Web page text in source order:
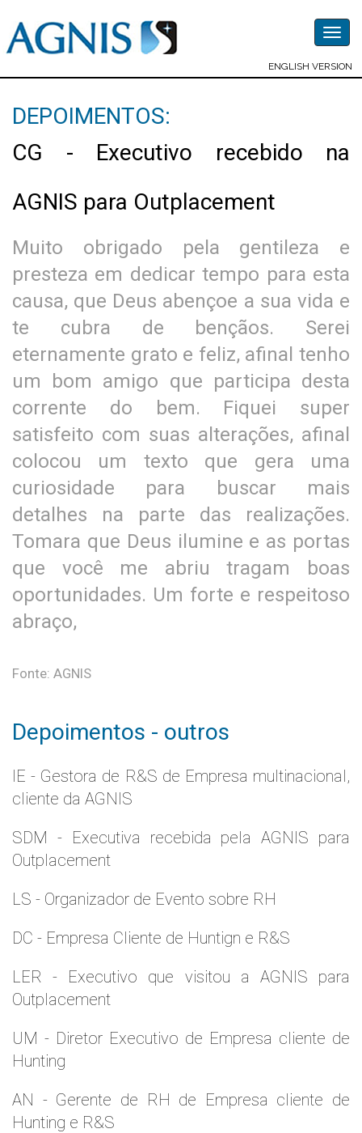
ENGLISH VERSION
DEPOIMENTOS:
CG - Executivo recebido na
AGNIS para Outplacement
Muito obrigado pela gentileza e
presteza em dedicar tempo para esta
causa, que Deus abençoe a sua vida e
te cubra de bençãos. Serei
eternamente grato e feliz, afinal tenho
um bom amigo que participa desta
corrente do bem. Fiquei super
satisfeito com suas alterações, afinal
colocou um texto que gera uma
curiosidade para buscar mais
detalhes na parte das realizações.
Tomara que Deus ilumine e as portas
que você me abriu tragam boas
oportunidades. Um forte e respeitoso
abraço,
Fonte: AGNIS
Depoimentos - outros
IE - Gestora de R&S de Empresa multinacional,
cliente da AGNIS
SDM - Executiva recebida pela AGNIS para
Outplacement
LS - Organizador de Evento sobre RH
DC - Empresa Cliente de Huntign e R&S
LER - Executivo que visitou a AGNIS para
Outplacement
UM - Diretor Executivo de Empresa cliente de
Hunting
AN - Gerente de RH de Empresa cliente de
Hunting e R&S